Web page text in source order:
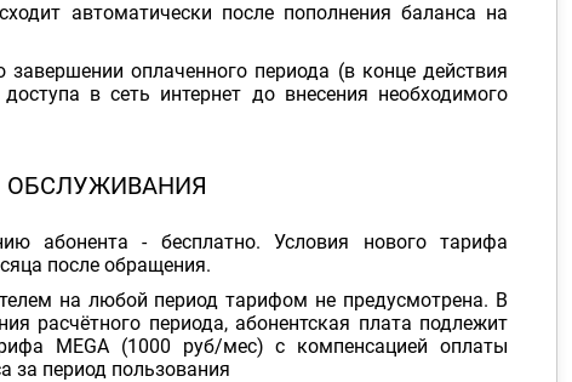
автоматически после пополнения баланса на
оплаченного периода (в конце действия
в сеть интернет до внесения необходимого
ОБСЛУЖИВАНИЯ
абонента - бесплатно. Условия нового тарифа
после обращения.
на любой период тарифом не предусмотрена. В
расчётного периода, абонентская плата подлежит
MEGA (1000 руб/мес) с компенсацией оплаты
за период пользования